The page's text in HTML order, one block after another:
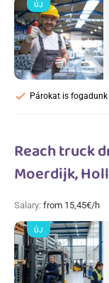
Párokat is fogadunk
check
ÚJ
Reach truck
Moerdijk,
Salary: from 15,45€/h
ÚJ